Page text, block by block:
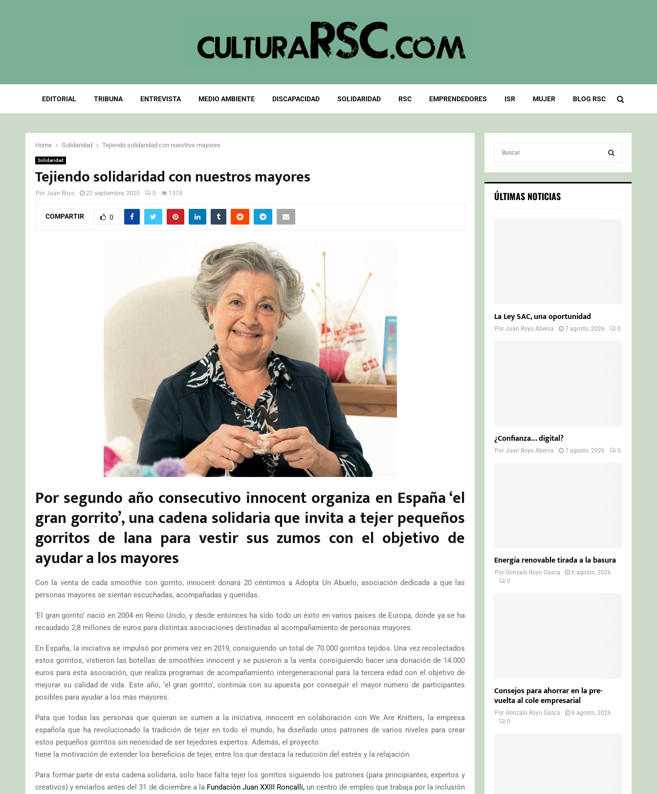
EDITORIAL TRIBUNA ENTREVISTA MEDIO AMBIENTE DISCAPACIDAD SOLIDARIDAD RSC EMPRENDEDORES ISR MUJER BLOG RSC
Home Solidaridad Tejiendo solidaridad con nuestros mayores
Solidaridad
Tejiendo solidaridad con nuestros mayores
Por Juan Royo 22 septiembre, 2020 0 1374
COMPARTIR 0
Por segundo año consecutivo innocent organiza en España ‘el
gran gorrito’, una cadena solidaria que invita a tejer pequeños
gorritos de lana para vestir sus zumos con el objetivo de
ayudar a los mayores
Con la venta de cada smoothie con gorrito, innocent donará 20 céntimos a Adopta Un Abuelo, asociación dedicada a que las
personas mayores se sientan escuchadas, acompañadas y queridas.
‘El gran gorrito’ nació en 2004 en Reino Unido, y desde entonces ha sido todo un éxito en varios países de Europa, donde ya se ha
recaudado 2,8 millones de euros para distintas asociaciones destinadas al acompañamiento de personas mayores.
En España, la iniciativa se impulsó por primera vez en 2019, consiguiendo un total de 70.000 gorritos tejidos. Una vez recolectados
estos gorritos, vistieron las botellas de smoothies innocent y se pusieron a la venta consiguiendo hacer una donación de 14.000
euros para esta asociación, que realiza programas de acompañamiento intergeneracional para la tercera edad con el objetivo de
mejorar su calidad de vida. Este año, ‘el gran gorrito’, continúa con su apuesta por conseguir el mayor número de participantes
posibles para ayudar a los más mayores.
Para que todas las personas que quieran se sumen a la iniciativa, innocent en colaboración con We Are Knitters, la empresa
española que ha revolucionado la tradición de tejer en todo el mundo, ha diseñado unos patrones de varios niveles para crear
estos pequeños gorritos sin necesidad de ser tejedores expertos. Además, el proyecto
tiene la motivación de extender los beneficios de tejer, entre los que destaca la reducción del estrés y la relajación.
Para formar parte de esta cadena solidaria, solo hace falta tejer los gorritos siguiendo los patrones (para principiantes, expertos y
creativos) y enviarlos antes del 31 de diciembre a la Fundación Juan XXIII Roncalli, un centro de empleo que trabaja por la inclusión
c
h
S
ÚLTIMAS NOTICIAS
La Ley SAC, una oportunidad
PorJuan Royo Abenia 7 agosto, 2026 0
¿Confianza… digital?
PorJuan Royo Abenia 7 agosto, 2026 0
Energía renovable tirada a la basura
PorGonzalo Royo Gasca
6 agosto, 2026
0
Consejos para ahorrar en la pre-
vuelta al cole empresarial
PorGonzalo Royo Gasca
6 agosto, 2026
0